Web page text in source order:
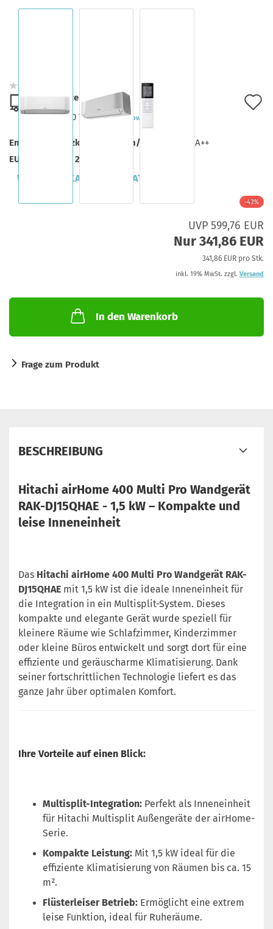
Lieferzeit:
ca. 7-10 Tage(Ausland abweichend)
Energieeffizienzklasse (Kühlen/Heizen):
A++/A++
EU Verordnung 2024/573:
WICHTIGE KAUFINFORMATION
-43%
UVP 599,76 EUR
Nur 341,86 EUR
341,86 EUR pro Stk.
inkl. 19% MwSt. zzgl. Versand
In den Warenkorb
Frage zum Produkt
BESCHREIBUNG
Hitachi airHome 400 Multi Pro Wandgerät
RAK-DJ15QHAE - 1,5 kW – Kompakte und
leise Inneneinheit
Das Hitachi airHome 400 Multi Pro Wandgerät RAK-
DJ15QHAE mit 1,5 kW ist die ideale Inneneinheit für
die Integration in ein Multisplit-System. Dieses
kompakte und elegante Gerät wurde speziell für
kleinere Räume wie Schlafzimmer, Kinderzimmer
oder kleine Büros entwickelt und sorgt dort für eine
effiziente und geräuscharme Klimatisierung. Dank
seiner fortschrittlichen Technologie liefert es das
ganze Jahr über optimalen Komfort.
Ihre Vorteile auf einen Blick:
Multisplit-Integration: Perfekt als Inneneinheit
für Hitachi Multisplit Außengeräte der airHome-
Serie.
Kompakte Leistung: Mit 1,5 kW ideal für die
effiziente Klimatisierung von Räumen bis ca. 15
m².
Flüsterleiser Betrieb: Ermöglicht eine extrem
leise Funktion, ideal für Ruheräume.